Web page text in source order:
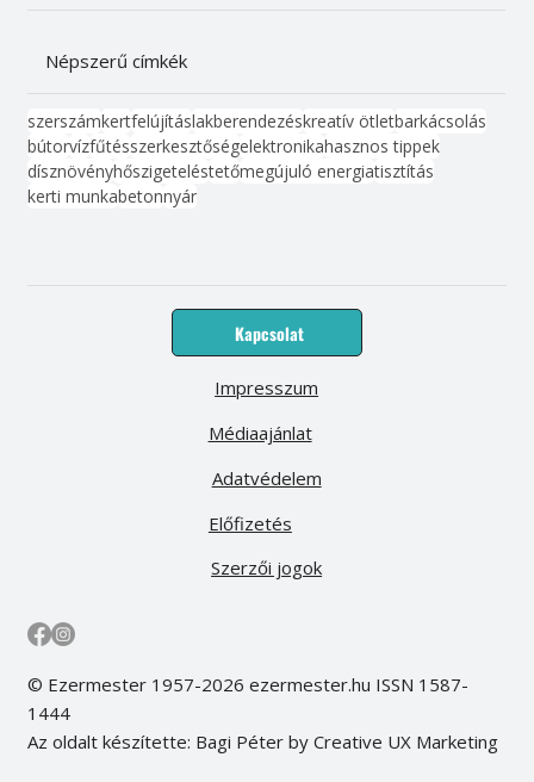
Népszerű címkék
szerszámkertfelújításlakberendezéskreatív ötletbarkácsolás
bútorvízfűtésszerkesztőségelektronikahasznos tippek
dísznövényhőszigeteléstetőmegújuló energiatisztítás
kerti munkabetonnyár
Kapcsolat
Médiaajánlat
Előfizetés
Impresszum
Adatvédelem
Szerzői jogok
© Ezermester 1957-2026 ezermester.hu ISSN 1587-
1444
Az oldalt készítette: Bagi Péter by Creative UX Marketing